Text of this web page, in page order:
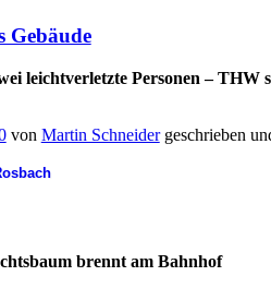
Gebäude
leichtverletzte Personen – THW
von Martin Schneidergeschrieben
brennt am Bahnhof